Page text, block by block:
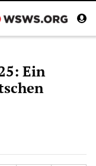
Ein